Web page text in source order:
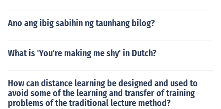
Ano ang ibig sabihin ng taunhang bilog?
What is 'You're making me shy' in Dutch?
How can distance learning be designed and used to
avoid some of the learning and transfer of training
problems of the traditional lecture method?